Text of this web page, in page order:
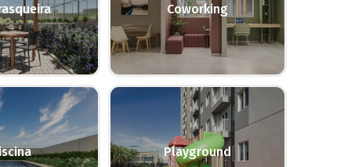
Coworking
Playground